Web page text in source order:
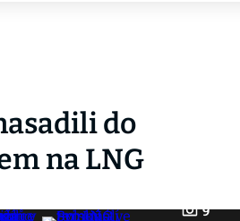
do
na LNG
9